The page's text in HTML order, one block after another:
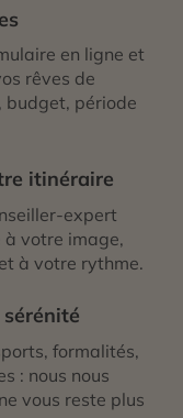
historiques
l’époque où
florissant.
aussi par ses
canadien pour
moderne
et sa scène
musique et
créativité de ses
la ville offre une
Winnipeg, c’est
et inspirante,
et la culture
en ligne et
rêves de
budget, période
itinéraire
expert
à votre image,
à votre rythme.
formalités,
: nous nous
vous reste plus